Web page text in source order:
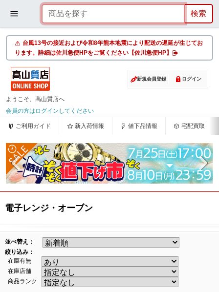
台風13号の接近および令和8年熊本地震により配送の遅延が生じてお
ります。詳細は佐川急便HPをご覧ください【佐川急便HP】
新規会員登録 ログイン
ようこそ、高山質店へ
会員の方はログインしてください
ご利用ガイド 新入荷情報 値下品情報 宅配買取
電子レンジ・オーブン
並べ替え：
絞り込み：
在庫有無
在庫店舗
商品ランク